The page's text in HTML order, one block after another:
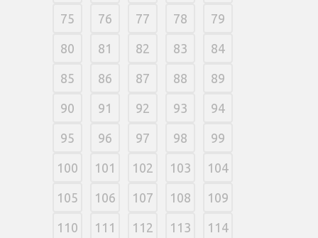
75 76 77 78 79
80 81 82 83 84
85 86 87 88 89
90 91 92 93 94
95 96 97 98 99
100 101 102 103 104
105 106 107 108 109
110 111 112 113 114